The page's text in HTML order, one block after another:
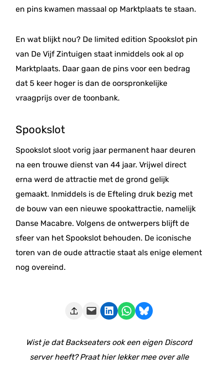
en pins kwamen massaal op Marktplaats te staan.
En wat blijkt nou? De limited edition Spookslot pin
van De Vijf Zintuigen staat inmiddels ook al op
Marktplaats. Daar gaan de pins voor een bedrag
dat 5 keer hoger is dan de oorspronkelijke
vraagprijs over de toonbank.
Spookslot
Spookslot sloot vorig jaar permanent haar deuren
na een trouwe dienst van 44 jaar. Vrijwel direct
erna werd de attractie met de grond gelijk
gemaakt. Inmiddels is de Efteling druk bezig met
de bouw van een nieuwe spookattractie, namelijk
Danse Macabre. Volgens de ontwerpers blijft de
sfeer van het Spookslot behouden. De iconische
toren van de oude attractie staat als enige element
nog overeind.
Deze pagina e-mailen Delen op LinkedIn Delen via WhatsApp Share on Bluesky
Wist je dat Backseaters ook een eigen Discord
server heeft? Praat hier lekker mee over alle